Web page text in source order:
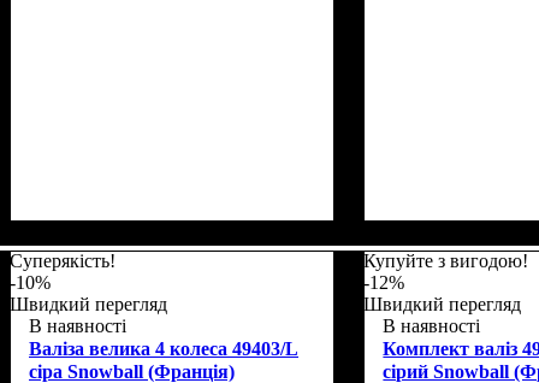
Суперякість!
-10%
Швидкий перегляд
В наявності
Валіза велика 4 колеса 49403/L
сіра Snowball (Франція)
Купуйте з вигодою!
-12%
Швидкий перегляд
В наявності
Комплект валіз
сірий Snowball